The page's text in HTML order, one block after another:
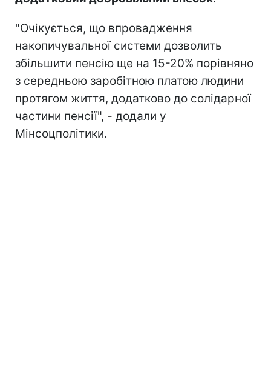
"Очікується, що впровадження
накопичувальної системи дозволить
збільшити пенсію ще на 15-20% порівняно
з середньою заробітною платою людини
протягом життя, додатково до солідарної
частини пенсії", - додали у
Мінсоцполітики.